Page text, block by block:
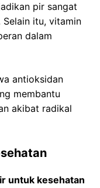
pir sangat
Selain itu, vitamin
dalam
antioksidan
membantu
akibat radikal
untuk kesehatan